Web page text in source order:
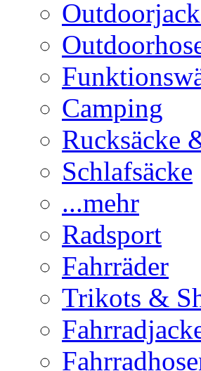
Camping
Rucksäcke
Schlafsäcke
...mehr
Radsport
Fahrräder
Trikots &